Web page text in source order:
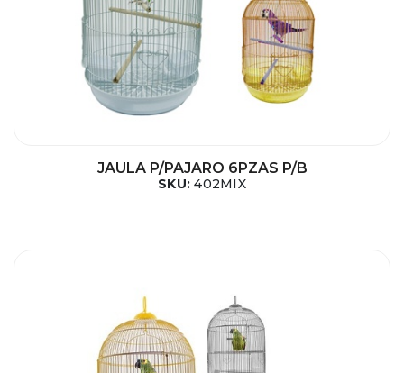
JAULA P/PAJARO 6PZAS P/B
SKU:402MIX